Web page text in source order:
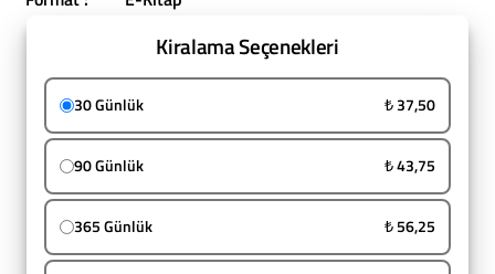
Kiralama Seçenekleri
30 Günlük ₺ 37,50
90 Günlük ₺ 43,75
365 Günlük ₺ 56,25